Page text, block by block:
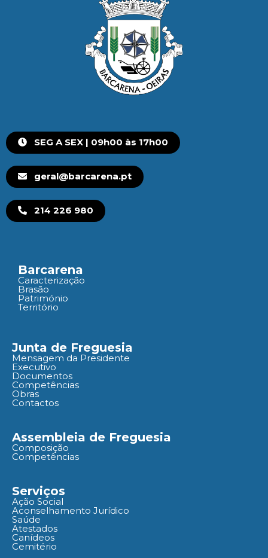
SEG A SEX | 09h00 às 17h00
geral@barcarena.pt
214 226 980
Barcarena
Caracterização
Brasão
Património
Território
Junta de Freguesia
Mensagem da Presidente
Executivo
Documentos
Competências
Obras
Contactos
Assembleia de Freguesia
Composição
Competências
Serviços
Ação Social
Aconselhamento Jurídico
Saúde
Atestados
Canídeos
Cemitério